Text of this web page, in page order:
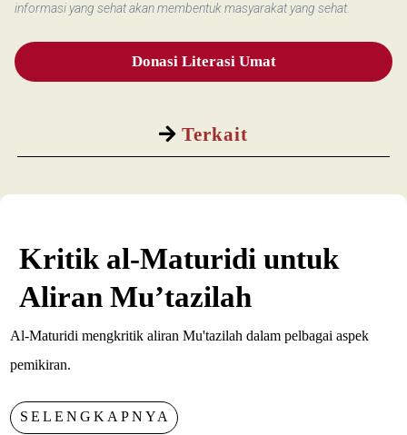
Terkait
informasi yang sehat akan membentuk masyarakat yang sehat.
Donasi Literasi Umat
Kritik al-Maturidi untuk
Aliran Mu’tazilah
Al-Maturidi mengkritik aliran Mu'tazilah dalam pelbagai aspek
pemikiran.
SELENGKAPNYA